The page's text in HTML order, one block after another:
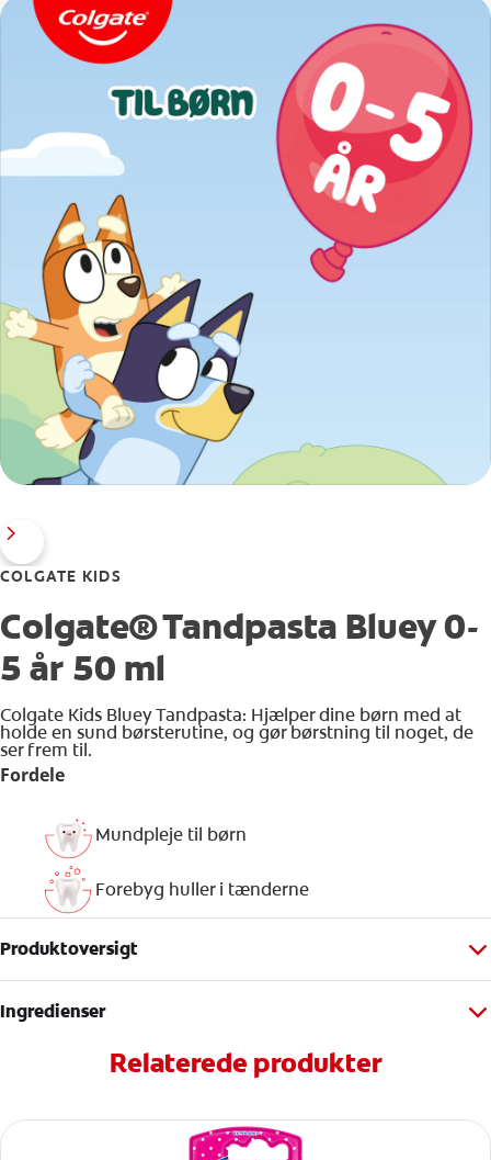
COLGATE KIDS
Colgate® Tandpasta Bluey 0-
5 år 50 ml
Colgate Kids Bluey Tandpasta: Hjælper dine børn med at
holde en sund børsterutine, og gør børstning til noget, de
ser frem til.
Fordele
Mundpleje til børn
Forebyg huller i tænderne
Produktoversigt
Ingredienser
Relaterede produkter